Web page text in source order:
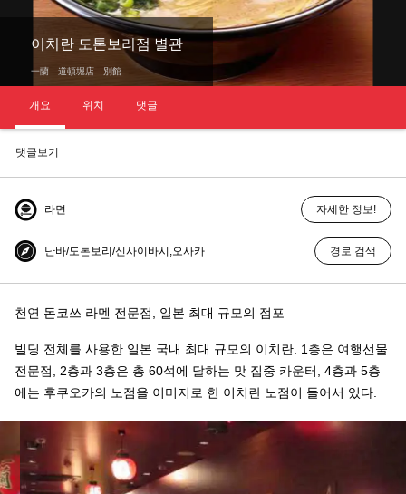
이치란 도톤보리점 별관
一蘭 道頓堀店 別館
개요 위치 댓글
댓글보기
라면 자세한 정보!
난바/도톤보리/신사이바시,오사카 경로 검색
천연 돈코쓰 라멘 전문점, 일본 최대 규모의 점포
빌딩 전체를 사용한 일본 국내 최대 규모의 이치란. 1층은 여행선물
전문점, 2층과 3층은 총 60석에 달하는 맛 집중 카운터, 4층과 5층
에는 후쿠오카의 노점을 이미지로 한 이치란 노점이 들어서 있다.